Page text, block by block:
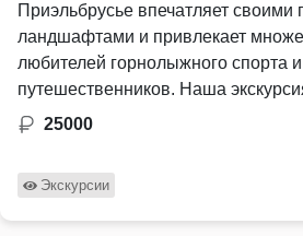
Приэльбрусье впечатляет своими
ландшафтами и привлекает
любителей горнолыжного спорта
путешественников. Наша
25000
Экскурсии